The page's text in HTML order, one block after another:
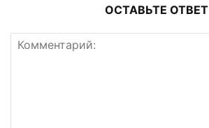
ОСТАВЬТЕ ОТВЕТ